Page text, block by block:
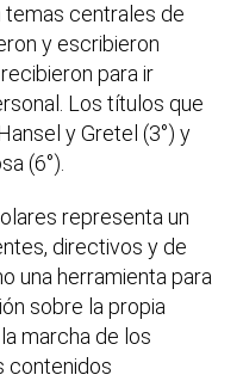
temas centrales de
y escribieron
para ir
Los títulos que
y Gretel (3°) y
(6°).
representa un
directivos y de
una herramienta para
sobre la propia
marcha de los
contenidos